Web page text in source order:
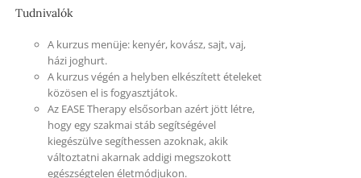
Tudnivalók
A kurzus menüje: kenyér, kovász, sajt, vaj,
házi joghurt.
A kurzus végén a helyben elkészített ételeket
közösen el is fogyasztjátok.
Az EASE Therapy elsősorban azért jött létre,
hogy egy szakmai stáb segítségével
kiegészülve segíthessen azoknak, akik
változtatni akarnak addigi megszokott
egészségtelen életmódjukon.